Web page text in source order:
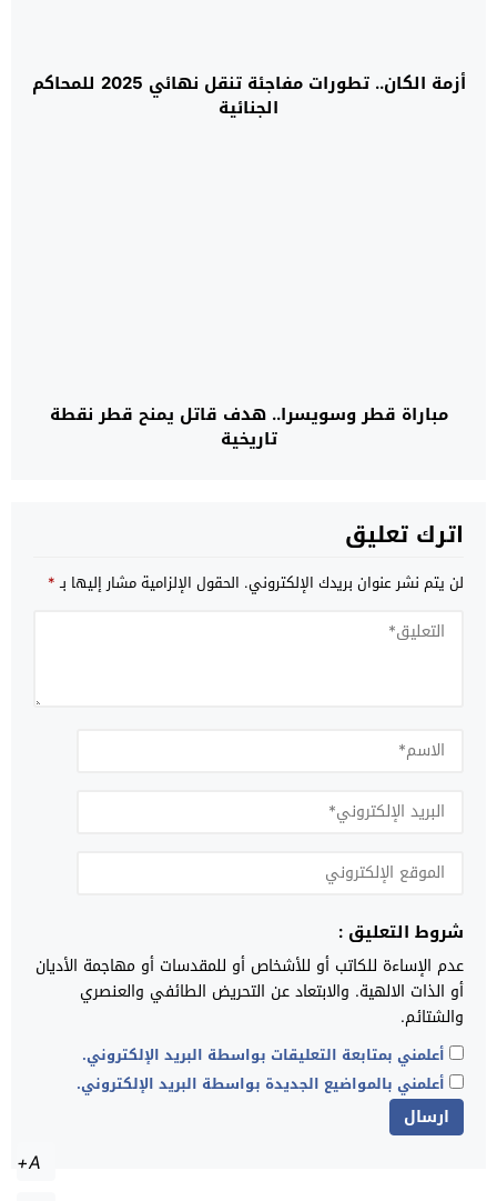
أزمة الكان.. تطورات مفاجئة تنقل نهائي 2025 للمحاكم
الجنائية
مباراة قطر وسويسرا.. هدف قاتل يمنح قطر نقطة
تاريخية
اترك تعليق
لن يتم نشر عنوان بريدك الإلكتروني. الحقول الإلزامية مشار إليها بـ*
شروط التعليق :
عدم الإساءة للكاتب أو للأشخاص أو للمقدسات أو مهاجمة الأديان
أو الذات الالهية. والابتعاد عن التحريض الطائفي والعنصري
والشتائم.
أعلمني بمتابعة التعليقات بواسطة البريد الإلكتروني.
أعلمني بالمواضيع الجديدة بواسطة البريد الإلكتروني.
A+